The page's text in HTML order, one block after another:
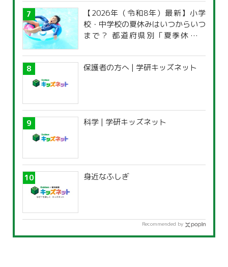
【2026年（令和8年）最新】小学
校・中学校の夏休みはいつからいつ
まで？ 都道府県別「夏季休暇一
保護者の方へ | 学研キッズネット
科学 | 学研キッズネット
身近なふしぎ
Recommended by